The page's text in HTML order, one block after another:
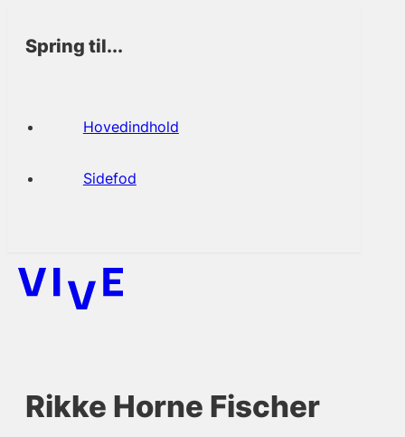
Spring til...
Hovedindhold
Sidefod
Rikke Horne Fischer